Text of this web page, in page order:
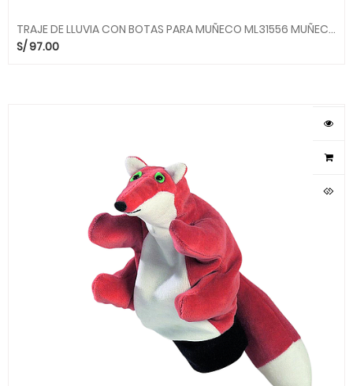
TRAJE DE LLUVIA CON BOTAS PARA MUÑECO ML31556 MUÑECAS MINILAND
S/97.00